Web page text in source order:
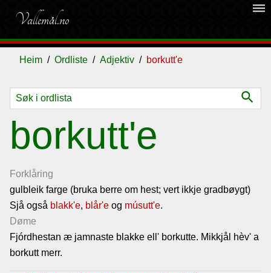
Vallemål.no
dehaze
Heim Ordliste Adjektiv borkutt'e
search
borkutt'e
Forklåring
gulbleik farge (bruka berre om hest; vert ikkje gradbøygt)
Sjå også blakk'e, blår'e og músutt'e.
Døme
Fjórdhestan æ jamnaste blakke ell' borkutte. Mikkjål hèv' a
borkutt merr.
Ordliste
Om
vallemålet
Gjestebok
Nyhende